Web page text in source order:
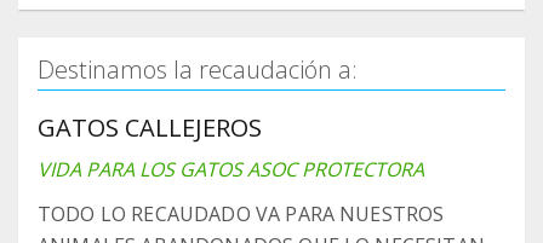
Destinamos la recaudación a:
GATOS CALLEJEROS
VIDA PARA LOS GATOS ASOC PROTECTORA
TODO LO RECAUDADO VA PARA NUESTROS